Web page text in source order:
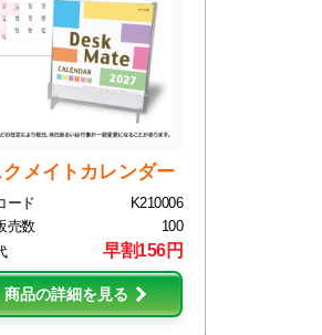
クメイトカレンダー
ード
K210006
売数
100
早割156円
商品の詳細を見る